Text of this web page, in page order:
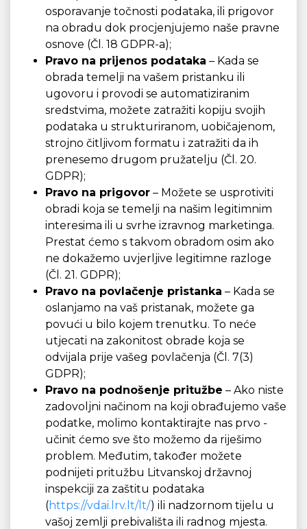
osporavanje točnosti podataka, ili prigovor
na obradu dok procjenjujemo naše pravne
osnove (Čl. 18 GDPR-a);
Pravo na prijenos podataka – Kada se
obrada temelji na vašem pristanku ili
ugovoru i provodi se automatiziranim
sredstvima, možete zatražiti kopiju svojih
podataka u strukturiranom, uobičajenom,
strojno čitljivom formatu i zatražiti da ih
prenesemo drugom pružatelju (Čl. 20.
GDPR);
Pravo na prigovor – Možete se usprotiviti
obradi koja se temelji na našim legitimnim
interesima ili u svrhe izravnog marketinga.
Prestat ćemo s takvom obradom osim ako
ne dokažemo uvjerljive legitimne razloge
(Čl. 21. GDPR);
Pravo na povlačenje pristanka – Kada se
oslanjamo na vaš pristanak, možete ga
povući u bilo kojem trenutku. To neće
utjecati na zakonitost obrade koja se
odvijala prije vašeg povlačenja (Čl. 7(3)
GDPR);
Pravo na podnošenje pritužbe – Ako niste
zadovoljni načinom na koji obrađujemo vaše
podatke, molimo kontaktirajte nas prvo -
učinit ćemo sve što možemo da riješimo
problem. Međutim, također možete
podnijeti pritužbu Litvanskoj državnoj
inspekciji za zaštitu podataka
(https://vdai.lrv.lt/lt/) ili nadzornom tijelu u
vašoj zemlji prebivališta ili radnog mjesta.